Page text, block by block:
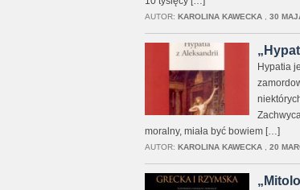
AUTOR: KAROLINA KAWECKA, 30
Hypatia
moralny, miała być bowiem […]
AUTOR: KAROLINA KAWECKA, 20